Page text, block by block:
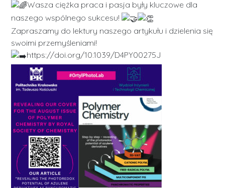
Wasza ciężka praca i pasja były kluczowe dla
naszego wspólnego sukcesu!
Zapraszamy do lektury naszego artykułu i dzielenia się
swoimi przemyśleniami!
https://doi.org/10.1039/D4PY00275J